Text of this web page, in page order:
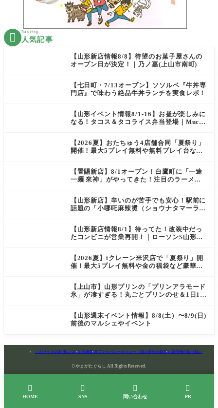
 Ranking
人気記事
【山形新店情報8/8】待望のお菓子屋さんの
オープン日が決定！｜乃ノ嘉(上山市南町)
【七日町・7/13オープン】ソソルベ『牛丼専
門店』で味わう絶品牛丼ランチを実食レポ！
【山形イベント情報8/1-16】お昼が楽しみに
なる！タコス＆タコライス弁当登場｜Mucha
【2026夏】おたちゅう4店舗合同「夏祭り」
開催！最大5プレイ無料や無料プレイ台など
田）
【置賜新店】8/1オープン！白鷹町に「一途
一麺 來神」がやってきた！注目のラーメン
【山形新店】辛いのが苦手でも安心！駅前に
話題の「小哪吒麻辣燙（ショウナタマーラー
【山形新店情報8/1】待ってた！改装中だっ
たコンビニが営業再開！｜ローソンS山形七
【2026夏】iクレーン米沢店で「夏祭り」開
催！最大5プレイ無料や金の福袋など豪華企
【上山市】山形プリンの「プリンアラモード
氷」が凄すぎる！丸ごとプリンのせ＆1日10
【山形週末イベント情報】8/8(土）〜8/9(日)
前後のマルシェやイベント
このサイトの利用について免責事項プライバシーポリシー（個人情報の取扱） 著作権の取り扱い
 やまがたぐらし All Rights Reserved.

HOME

SNS

問い合わせ

PR